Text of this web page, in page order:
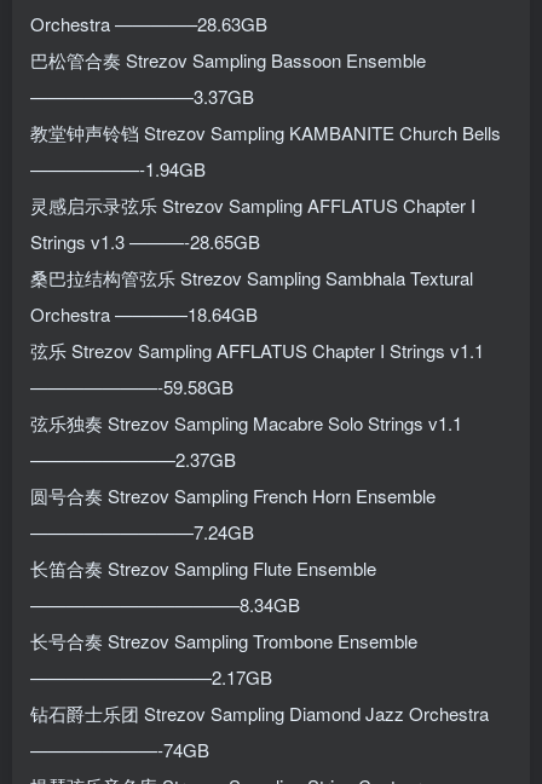
Orchestra ————–28.63GB
巴松管合奏 Strezov Sampling Bassoon Ensemble
—————————3.37GB
教堂钟声铃铛 Strezov Sampling KAMBANITE Church Bells
——————-1.94GB
灵感启示录弦乐 Strezov Sampling AFFLATUS Chapter I
Strings v1.3 ———-28.65GB
桑巴拉结构管弦乐 Strezov Sampling Sambhala Textural
Orchestra ————18.64GB
弦乐 Strezov Sampling AFFLATUS Chapter I Strings v1.1
———————-59.58GB
弦乐独奏 Strezov Sampling Macabre Solo Strings v1.1
————————2.37GB
圆号合奏 Strezov Sampling French Horn Ensemble
—————————7.24GB
长笛合奏 Strezov Sampling Flute Ensemble
———————————–8.34GB
长号合奏 Strezov Sampling Trombone Ensemble
——————————2.17GB
钻石爵士乐团 Strezov Sampling Diamond Jazz Orchestra
———————-74GB